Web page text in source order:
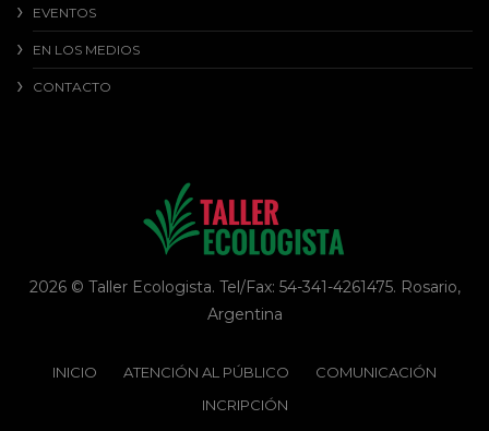
EVENTOS
EN LOS MEDIOS
CONTACTO
2026 © Taller Ecologista. Tel/Fax: 54-341-4261475. Rosario,
Argentina
INICIO ATENCIÓN AL PÚBLICO
COMUNICACIÓN
INCRIPCIÓN